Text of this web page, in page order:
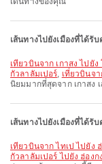
เส้นทางไปยังเมืองที่ได้รั
เที่ยวบินจาก เกาสง ไปยั
กัวลาลัมเปอร์, เที่ยวบินจา
นิยมมากที่สุดจาก เกาสง
เส้นทางไปยังเมืองที่ได้รั
เที่ยวบินจาก ไทเป ไปยัง
กัวลาลัมเปอร์ ไปยัง ฮ่องกง